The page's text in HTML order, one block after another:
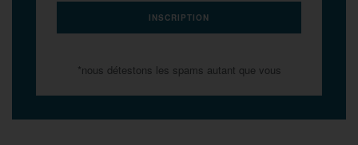
*nous détestons les spams autant que vous